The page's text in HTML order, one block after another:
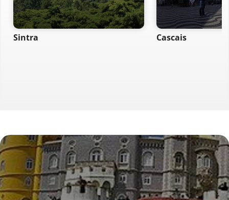
Sintra Cascais